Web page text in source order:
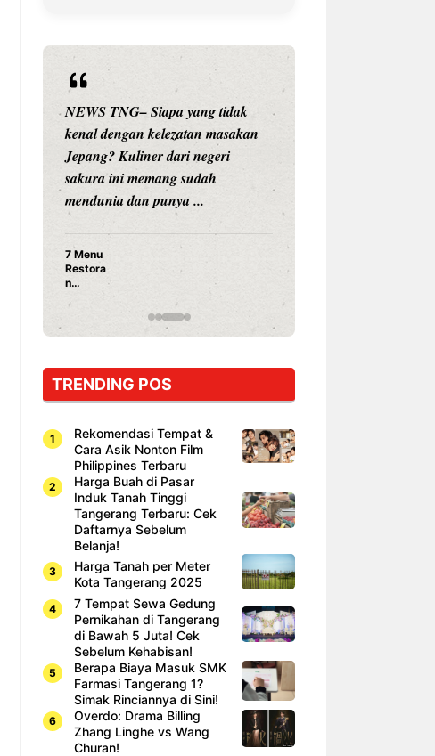
NEWS TNG– Siapa yang tidak
kenal dengan kelezatan masakan
Jepang? Kuliner dari negeri
sakura ini memang sudah
mendunia dan punya ...
7 Menu
Restora
n
yang
Dicoba,
Cuma
Sushi!
TRENDING POS
Rekomendasi Tempat &
Cara Asik Nonton Film
Philippines Terbaru
Harga Buah di Pasar
Induk Tanah Tinggi
Tangerang Terbaru: Cek
Daftarnya Sebelum
Belanja!
Harga Tanah per Meter
Kota Tangerang 2025
7 Tempat Sewa Gedung
Pernikahan di Tangerang
di Bawah 5 Juta! Cek
Sebelum Kehabisan!
Berapa Biaya Masuk SMK
Farmasi Tangerang 1?
Simak Rinciannya di Sini!
Overdo: Drama Billing
Zhang Linghe vs Wang
Churan!